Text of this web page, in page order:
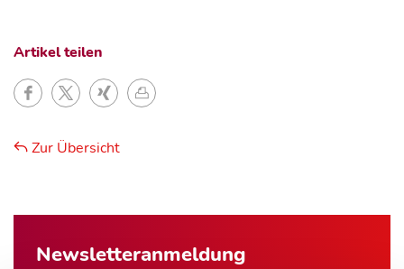
Newsletter­anmeldung
Artikel teilen
Zur Übersicht